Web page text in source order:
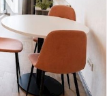
опалення
ТРЦ
Феофанія,
та Одеський
садки та школи.
063-978-83-80,